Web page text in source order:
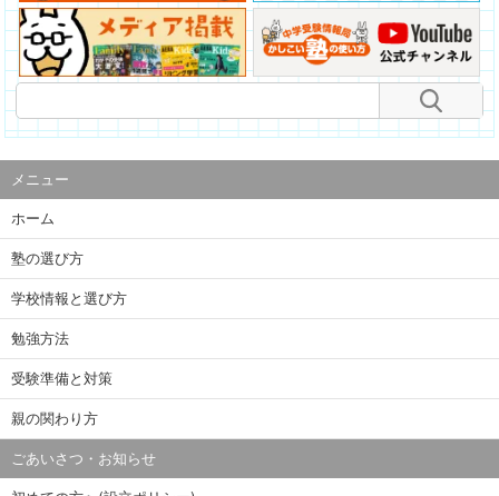
メニュー
ホーム
塾の選び方
学校情報と選び方
勉強方法
受験準備と対策
親の関わり方
ごあいさつ・お知らせ